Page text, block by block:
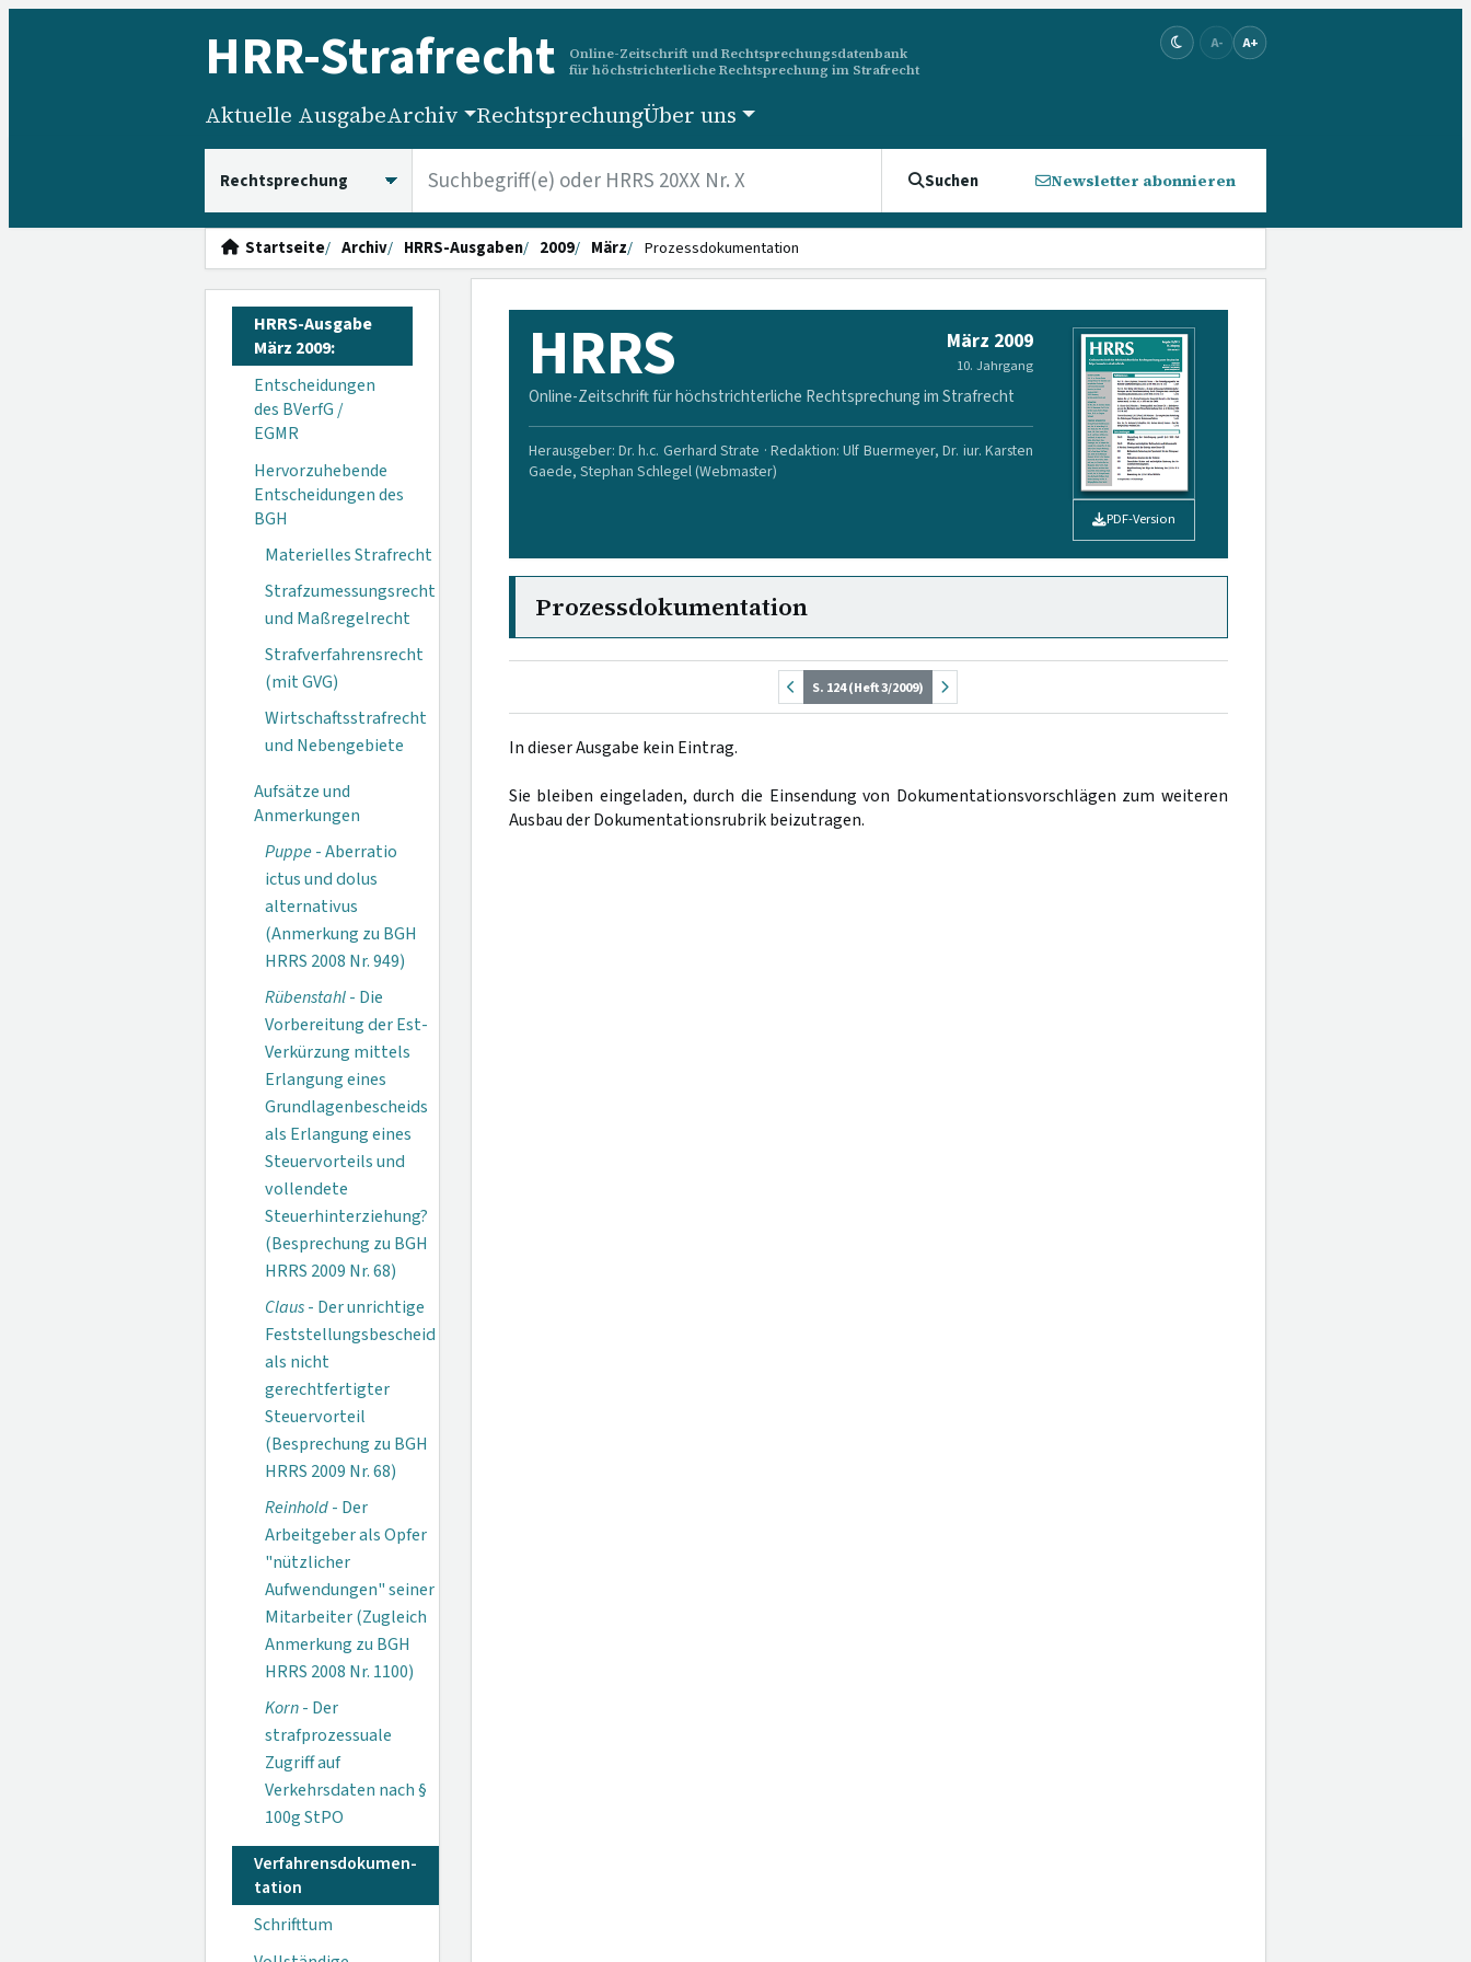
HRR-Strafrecht
Online-Zeitschrift und Rechtsprechungsdatenbank
für höchstrichterliche Rechtsprechung im Strafrecht
A- A+
Aktuelle AusgabeArchiv RechtsprechungÜber uns
Suchen Newsletter abonnieren
Startseite Archiv HRRS-Ausgaben 2009 März Prozessdokumentation
HRRS-Ausgabe
März 2009:
Entscheidungen
des BVerfG /
EGMR
Hervorzuhebende
Entscheidungen des
BGH
Materielles Strafrecht
Strafzumessungsrecht
und Maßregelrecht
Strafverfahrensrecht
(mit GVG)
Wirtschaftsstrafrecht
und Nebengebiete
Aufsätze und
Anmerkungen
Puppe- Aberratio
ictus und dolus
alternativus
(Anmerkung zu BGH
HRRS 2008 Nr. 949)
Rübenstahl- Die
Vorbereitung der Est-
Verkürzung mittels
Erlangung eines
Grundlagenbescheids
als Erlangung eines
Steuervorteils und
vollendete
Steuerhinterziehung?
(Besprechung zu BGH
HRRS 2009 Nr. 68)
Claus- Der unrichtige
Feststellungsbescheid
als nicht
gerechtfertigter
Steuervorteil
(Besprechung zu BGH
HRRS 2009 Nr. 68)
Reinhold- Der
Arbeitgeber als Opfer
"nützlicher
Aufwendungen" seiner
Mitarbeiter (Zugleich
Anmerkung zu BGH
HRRS 2008 Nr. 1100)
Korn- Der
strafprozessuale
Zugriff auf
Verkehrsdaten nach §
100g StPO
Verfahrensdokumen­
tation
Schrifttum
HRRS März 2009
10. Jahrgang
Online-Zeitschrift für höchstrichterliche Rechtsprechung im Strafrecht
Herausgeber: Dr. h.c. Gerhard Strate · Redaktion: Ulf Buermeyer, Dr. iur. Karsten
Gaede, Stephan Schlegel (Webmaster)
PDF-Version
Prozessdokumentation
S. 124 (Heft 3/2009)
In dieser Ausgabe kein Eintrag.
Sie bleiben eingeladen, durch die Einsendung von Dokumentationsvorschlägen zum weiteren
Ausbau der Dokumentationsrubrik beizutragen.